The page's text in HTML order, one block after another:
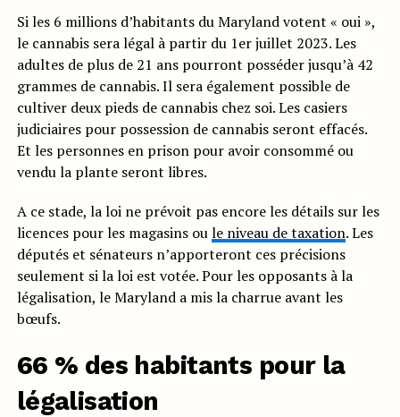
Si les 6 millions d’habitants du Maryland votent « oui »,
le cannabis sera légal à partir du 1er juillet 2023. Les
adultes de plus de 21 ans pourront posséder jusqu’à 42
grammes de cannabis. Il sera également possible de
cultiver deux pieds de cannabis chez soi. Les casiers
judiciaires pour possession de cannabis seront effacés.
Et les personnes en prison pour avoir consommé ou
vendu la plante seront libres.
A ce stade, la loi ne prévoit pas encore les détails sur les
licences pour les magasins oule niveau de taxation. Les
députés et sénateurs n’apporteront ces précisions
seulement si la loi est votée. Pour les opposants à la
légalisation, le Maryland a mis la charrue avant les
bœufs.
66 % des habitants pour la
légalisation